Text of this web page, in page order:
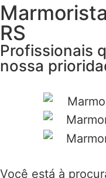
RS
Profissionais
nossa
Você está à